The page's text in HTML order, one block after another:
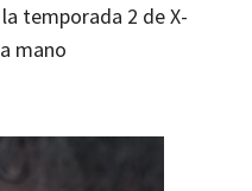
temporada 2 de X-
mano